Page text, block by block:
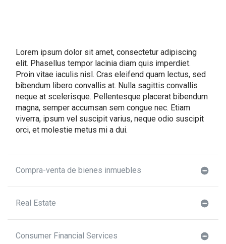
Lorem ipsum dolor sit amet, consectetur adipiscing
elit. Phasellus tempor lacinia diam quis imperdiet.
Proin vitae iaculis nisl. Cras eleifend quam lectus, sed
bibendum libero convallis at. Nulla sagittis convallis
neque at scelerisque. Pellentesque placerat bibendum
magna, semper accumsan sem congue nec. Etiam
viverra, ipsum vel suscipit varius, neque odio suscipit
orci, et molestie metus mi a dui.
Compra-venta de bienes inmuebles
Real Estate
Consumer Financial Services